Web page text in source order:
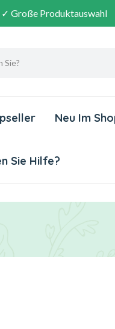
✓ Große Produktauswahl
Neu Im
Sie Hilfe?